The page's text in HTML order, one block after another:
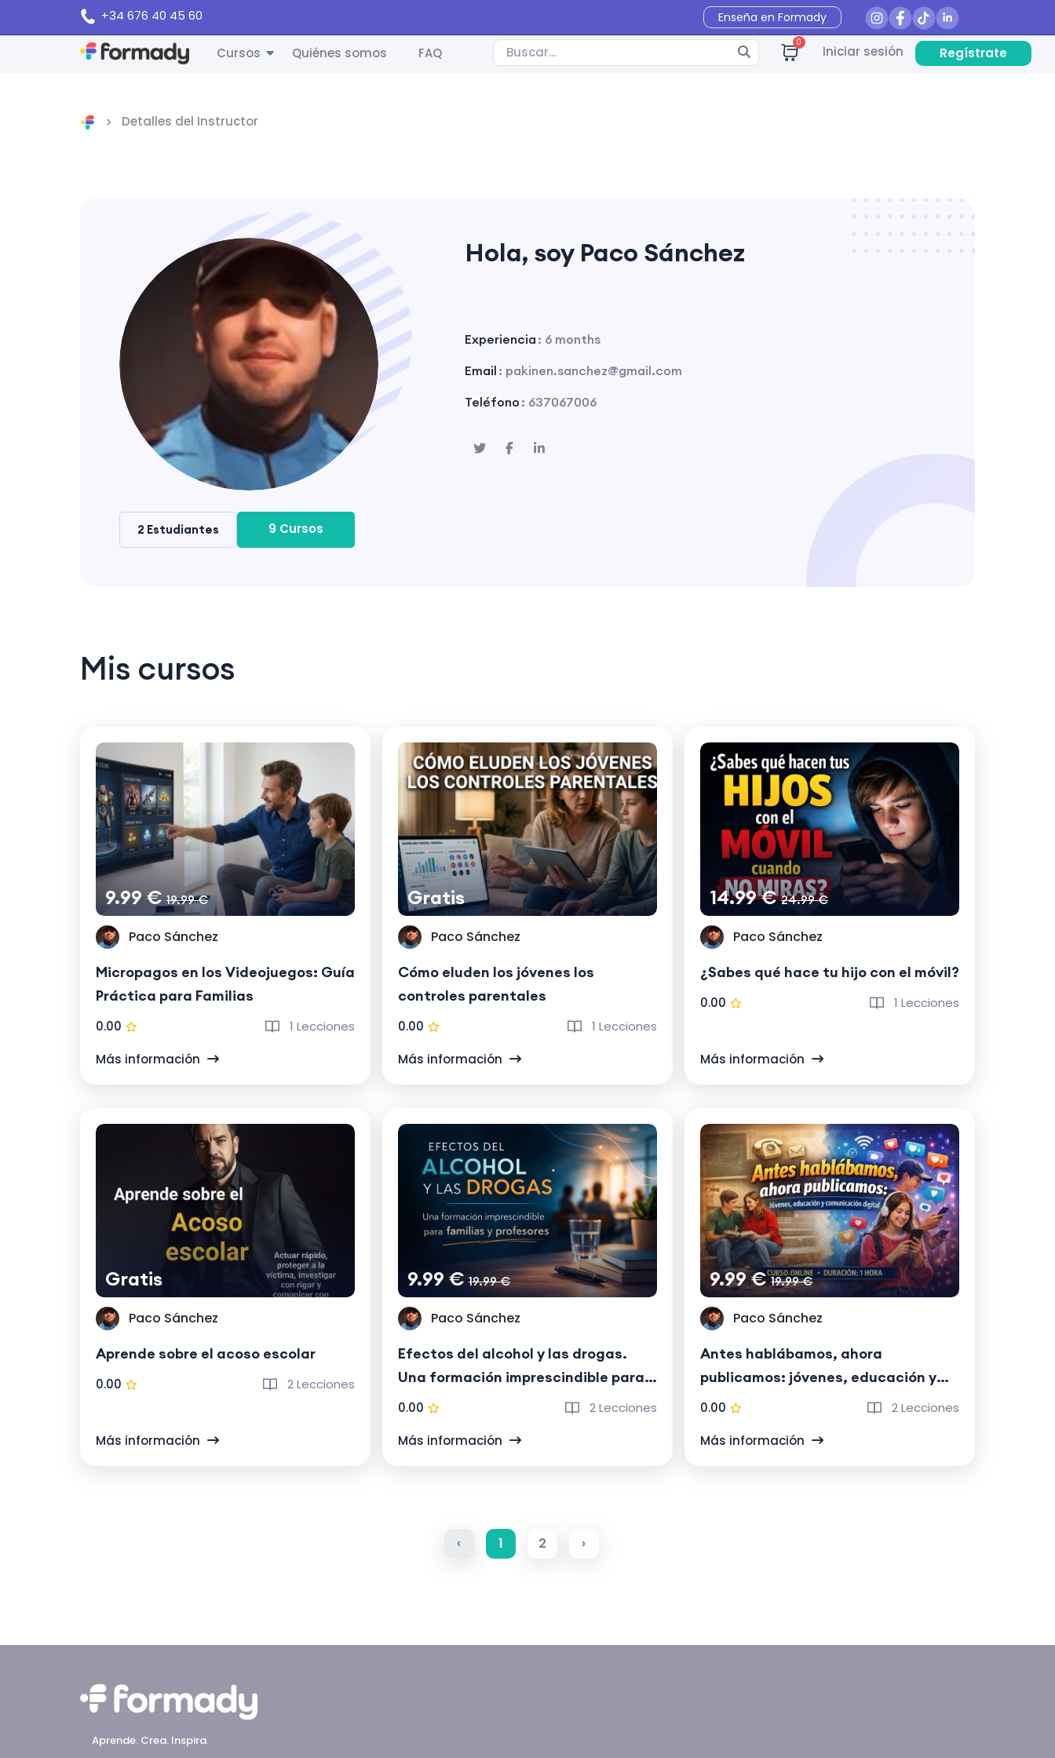
+34 676 40 45 60 Enseña en Formady
Cursos Quiénes somos FAQ
0
Iniciar sesión Regístrate
Detalles del Instructor
2 Estudiantes 9 Cursos
Hola, soy Paco Sánchez
Experiencia : 6 months
Email : pakinen.sanchez@gmail.com
Teléfono : 637067006
Mis cursos
9.99 €19.99 €
Paco Sánchez
Micropagos en los Videojuegos: Guía
Práctica para Familias
0.00
1 Lecciones
Más información
Gratis
Paco Sánchez
Cómo eluden los jóvenes los
controles parentales
0.00
1 Lecciones
Más información
14.99 €24.99 €
Paco Sánchez
¿Sabes qué hace tu hijo con el móvil?
0.00 1 Lecciones
Más información
Gratis
Paco Sánchez
Aprende sobre el acoso escolar
0.00 2 Lecciones
Más información
9.99 € 19.99 €
Paco Sánchez
Efectos del alcohol y las drogas.
Una formación imprescindible para
familias y profesores.
0.00
2 Lecciones
Más información
9.99 €19.99 €
Paco Sánchez
Antes hablábamos, ahora
publicamos: jóvenes, educación y
comunicación digital
0.00
2 Lecciones
Más información
‹ 1 2 ›
Aprende. Crea. Inspira.